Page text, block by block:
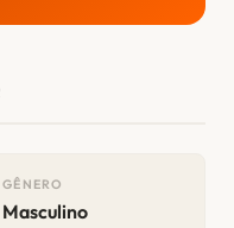
GÊNERO
Masculino